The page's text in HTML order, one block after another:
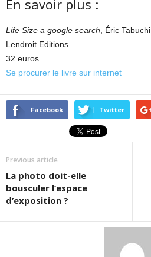
En savoir plus :
Life Size a google search, Éric Tabuchi
Lendroit Editions
32 euros
Se procurer le livre sur internet
Facebook Twitter
Previous article
La photo doit-elle
bousculer l’espace
d’exposition ?